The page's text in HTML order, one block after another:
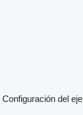
Configuración del eje